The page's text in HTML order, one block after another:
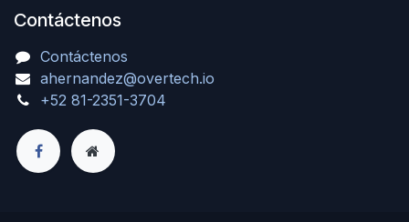
Contáctenos
Contáctenos
ahernandez@overtech.io
+52 81-2351-3704